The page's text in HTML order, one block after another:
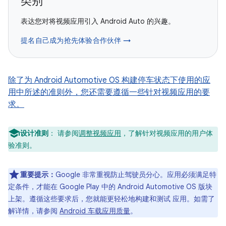
表达您对将视频应用引入 Android Auto 的兴趣。
提名自己成为抢先体验合作伙伴 →
除了为 Android Automotive OS 构建停车状态下使用的应
用中所述的准则外，您还需要遵循一些针对视频应用的要
求。
设计准则 ： 请参阅调整视频应用 ，了解针对视频应用的用户体
验准则。
重要提示： Google 非常重视防止驾驶员分心。应用必须满足特
定条件，才能在 Google Play 中的 Android Automotive OS 版块
上架。遵循这些要求后，您就能更轻松地构建和测试 应用。如需了
解详情，请参阅 Android 车载应用质量。